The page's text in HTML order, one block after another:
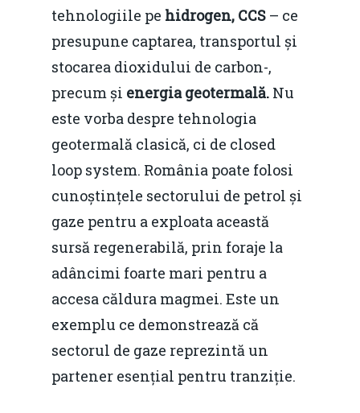
tehnologiile pe hidrogen, CCS – ce
presupune captarea, transportul și
stocarea dioxidului de carbon-,
precum și energia geotermală. Nu
este vorba despre tehnologia
geotermală clasică, ci de closed
loop system. România poate folosi
cunoștințele sectorului de petrol și
gaze pentru a exploata această
sursă regenerabilă, prin foraje la
adâncimi foarte mari pentru a
accesa căldura magmei. Este un
exemplu ce demonstrează că
sectorul de gaze reprezintă un
partener esențial pentru tranziție.